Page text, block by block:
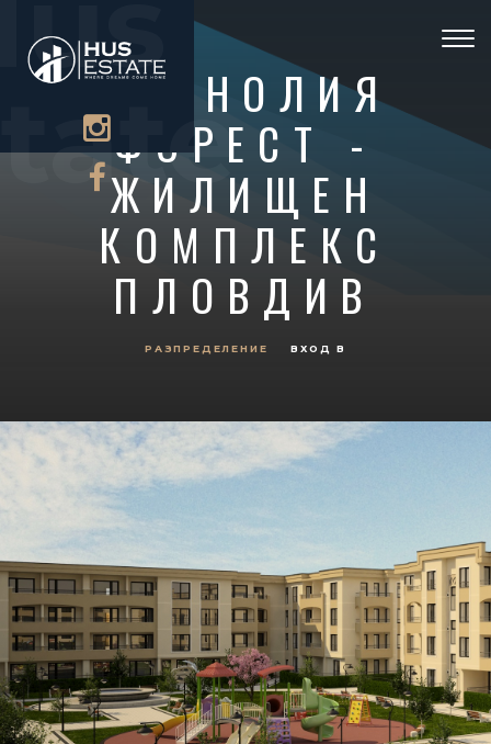
МАГНОЛИЯ
ФОРЕСТ -
ЖИЛИЩЕН
КОМПЛЕКС
ПЛОВДИВ
РАЗПРЕДЕЛЕНИЕ ВХОД В